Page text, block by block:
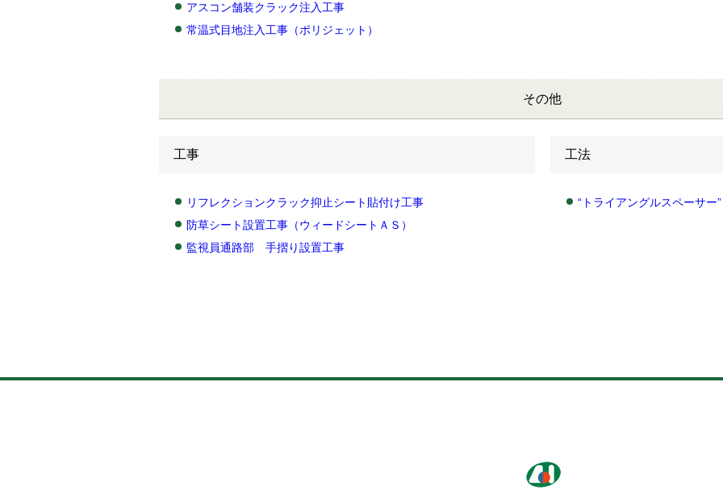
アスコン舗装クラック注入工事
常温式目地注入工事（ポリジェット）
その他
工事
リフレクションクラック抑止シート貼付け工事
防草シート設置工事（ウィードシートＡＳ）
監視員通路部 手摺り設置工事
工法
“トライアングルスペーサー